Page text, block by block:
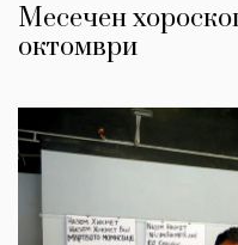
Месечен
oктомври